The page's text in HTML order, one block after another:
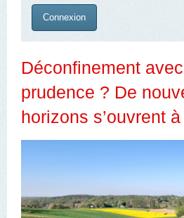
Déconfinement avec
prudence ? De
horizons s’ouvrent